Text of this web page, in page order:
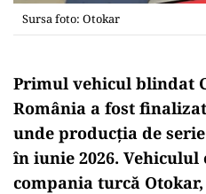
Sursa foto: Otokar
Primul vehicul blindat
România a fost
unde producția de
în iunie 2026. Vehiculul
compania turcă